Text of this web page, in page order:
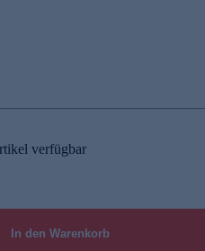
verfügbar
In den Warenkorb